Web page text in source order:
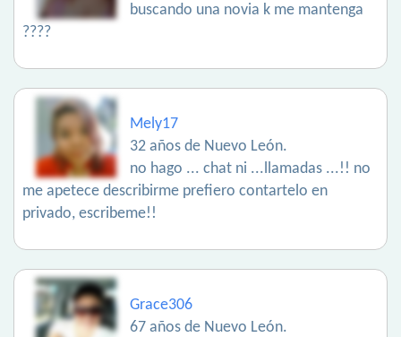
buscando una novia k me mantenga
????
Mely17
32 años de Nuevo León.
no hago ... chat ni ...llamadas ...!! no
me apetece describirme prefiero contartelo en
privado, escribeme!!
Grace306
67 años de Nuevo León.